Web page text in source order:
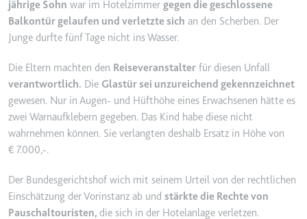
Zweck:
Wird verwendet, um Daten zu
Google Analytics über das Gerät
zu senden. Erfasst den Besucher
über Geräte und Marketingkanäle
Ablauf:
2 Jahre
Typ:
HTTP-Cookie
_ga_#
Anbieter:
smartlaw.de
YouTube-Videos zu schätzen.
Ablauf:
180 Tage
YSC
Anbieter:
youtube.com
YouTube, die der Benutzer
gesehen hat, zu behalten.
Ablauf:
Sitzung
jährige Sohn war im Hotelzimmer gegen die geschlossene
Balkontür gelaufen und verletzte sich an den Scherben. Der
Junge durfte fünf Tage nicht ins Wasser.
Die Eltern machten den Reiseveranstalter für diesen Unfall
verantwortlich. Die Glastür sei unzureichend gekennzeichnet
gewesen. Nur in Augen- und Hüfthöhe eines Erwachsenen hätte es
zwei Warnaufklebern gegeben. Das Kind habe diese nicht
wahrnehmen können. Sie verlangten deshalb Ersatz in Höhe von
€ 7.000,-.
Der Bundesgerichtshof wich mit seinem Urteil von der rechtlichen
Einschätzung der Vorinstanz ab und stärkte die Rechte von
Pauschaltouristen, die sich in der Hotelanlage verletzen.